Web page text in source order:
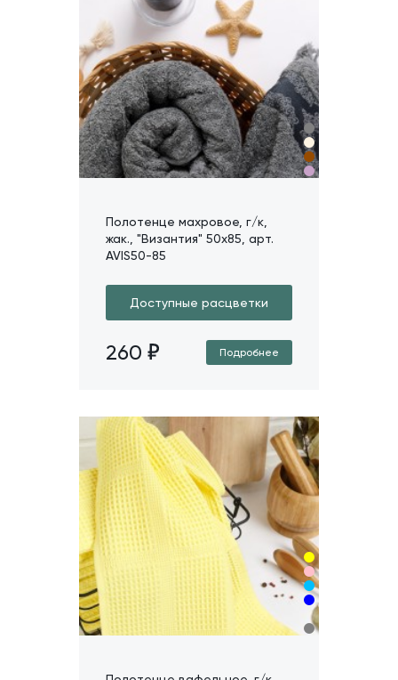
Полотенце махровое, г/к,
жак., "Византия" 50х85, арт.
AVIS50-85
Доступные расцветки
260 Подробнее